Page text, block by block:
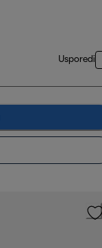
Usporedi